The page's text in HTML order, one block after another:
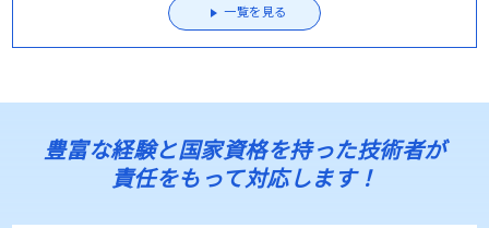
一覧を見る
豊富な経験と国家資格を持った技術者が
責任をもって対応します！